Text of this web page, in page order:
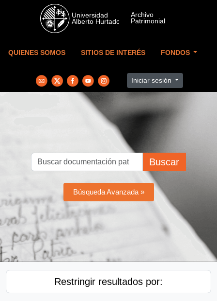
Skip to main content
QUIENES SOMOS SITIOS DE INTERÉS FONDOS
Iniciar sesión
Buscar
Búsqueda Avanzada »
Restringir resultados por: